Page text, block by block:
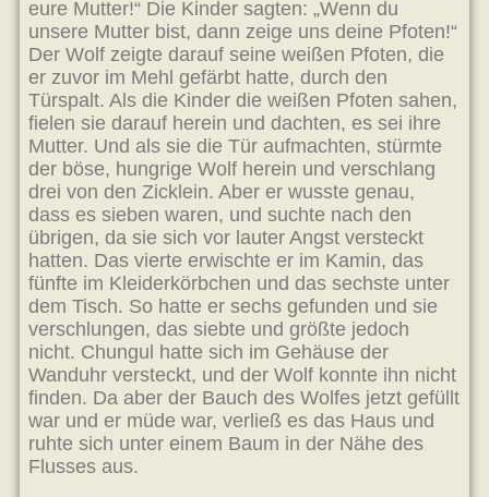
eure Mutter!“ Die Kinder sagten: „Wenn du
unsere Mutter bist, dann zeige uns deine Pfoten!“
Der Wolf zeigte darauf seine weißen Pfoten, die
er zuvor im Mehl gefärbt hatte, durch den
Türspalt. Als die Kinder die weißen Pfoten sahen,
fielen sie darauf herein und dachten, es sei ihre
Mutter. Und als sie die Tür aufmachten, stürmte
der böse, hungrige Wolf herein und verschlang
drei von den Zicklein. Aber er wusste genau,
dass es sieben waren, und suchte nach den
übrigen, da sie sich vor lauter Angst versteckt
hatten. Das vierte erwischte er im Kamin, das
fünfte im Kleiderkörbchen und das sechste unter
dem Tisch. So hatte er sechs gefunden und sie
verschlungen, das siebte und größte jedoch
nicht. Chungul hatte sich im Gehäuse der
Wanduhr versteckt, und der Wolf konnte ihn nicht
finden. Da aber der Bauch des Wolfes jetzt gefüllt
war und er müde war, verließ es das Haus und
ruhte sich unter einem Baum in der Nähe des
Flusses aus.